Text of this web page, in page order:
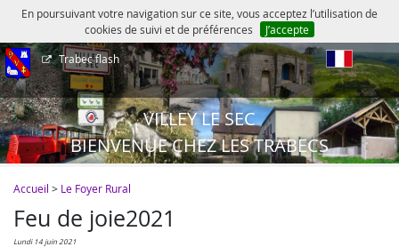
En poursuivant votre navigation sur ce site, vous acceptez l’utilisation de
cookies de suivi et de préférences
J’accepte
Trabec flash
VILLEY LE SEC
BIENVENUE CHEZ LES TRABECS
Accueil > Le Foyer Rural
Feu de joie2021
lundi 14 juin 2021